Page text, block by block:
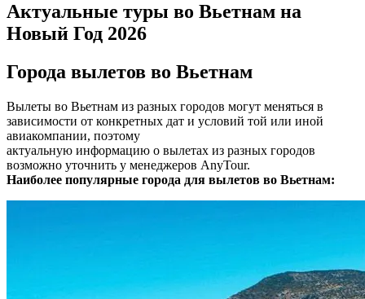
Актуальные туры во Вьетнам на
Новый Год 2026
Города вылетов во Вьетнам
Вылеты во Вьетнам из разных городов могут меняться в
зависимости от конкретных дат и условий той или иной
авиакомпании, поэтому
актуальную информацию о вылетах из разных городов
возможно уточнить у менеджеров AnyTour.
Наиболее популярные города для вылетов во Вьетнам: